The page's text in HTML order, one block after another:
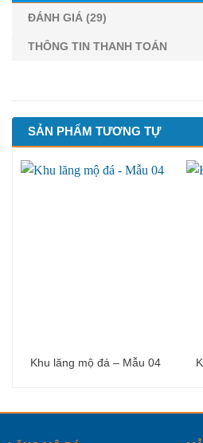
ĐÁNH GIÁ (29)
THÔNG TIN THANH TOÁN
SẢN PHẨM TƯƠNG TỰ
Khu lăng mộ đá – Mẫu 04